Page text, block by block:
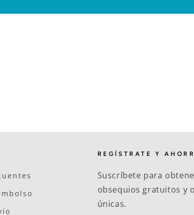
REGÍSTRATE Y
Suscríbete para
obsequios gratuitos y
únicas.